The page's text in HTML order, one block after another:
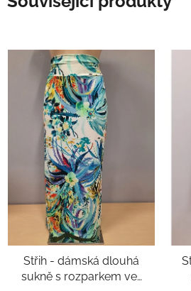
Střih - dámská dlouhá
sukně s rozparkem vel.